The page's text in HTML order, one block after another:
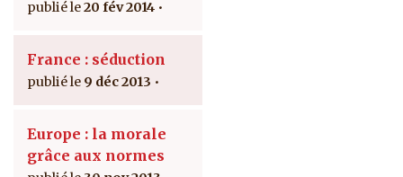
20 fév 2014
France : séduction
9 déc 2013
Europe : la morale
grâce aux normes